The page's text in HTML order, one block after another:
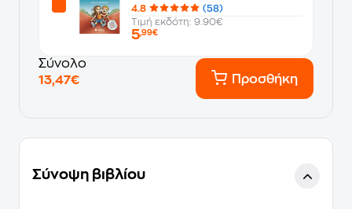
4.8
(58)
Τιμή εκδότη: 9.90€
5,99€
Σύνολο
13,47€
Προσθήκη
Σύνοψη βιβλίου